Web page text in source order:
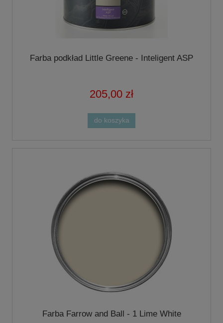
Farba podkład Little Greene - Inteligent ASP
205,00 zł
do koszyka
Farba Farrow and Ball - 1 Lime White